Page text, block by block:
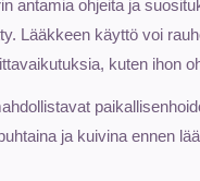
antamia ohjeita ja
Lääkkeen käyttö voi
kuten ihon
ja kuivina ennen